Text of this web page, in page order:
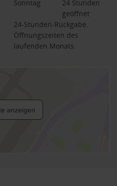
Sonntag
24 Stunden
geöffnet
24-Stunden-Rückgabe.
Öffnungszeiten des
laufenden Monats.
anzeigen